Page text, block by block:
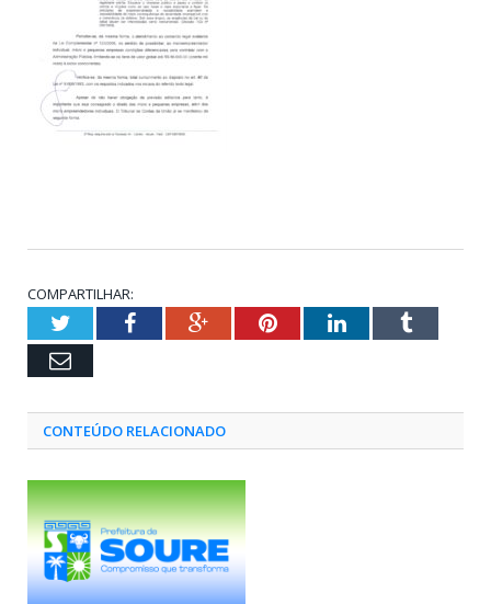
COMPARTILHAR:
TwitterFacebookGoogle+PinterestLinkedInTumblr
Email
CONTEÚDO RELACIONADO